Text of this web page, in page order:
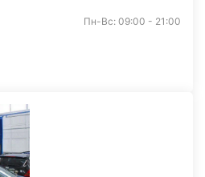
Пн-Вс: 09:00 - 21:00